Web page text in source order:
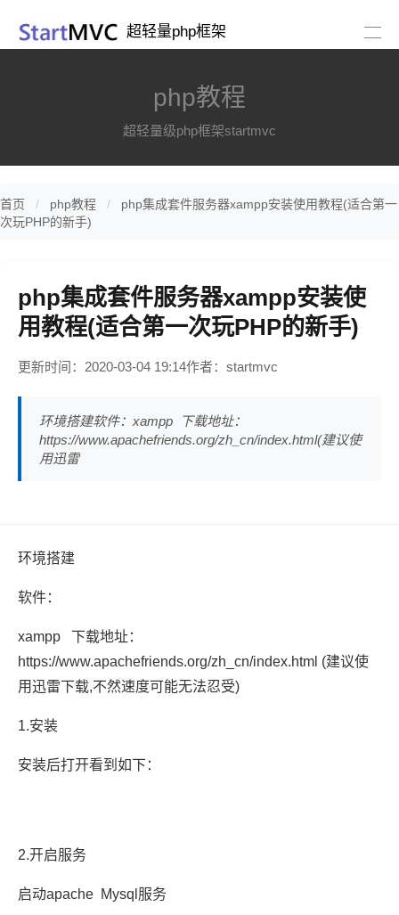
超轻量php框架
php教程
超轻量级php框架startmvc
首页 php教程
php集成套件服务器xampp安装使用教程(适合第一
次玩PHP的新手)
php集成套件服务器xampp安装使
用教程(适合第一次玩PHP的新手)
更新时间：2020-03-04 19:14作者：startmvc
环境搭建软件：xampp 下载地址：
https://www.apachefriends.org/zh_cn/index.html(建议使
用迅雷
环境搭建
软件：
xampp 下载地址：
https://www.apachefriends.org/zh_cn/index.html (建议使
用迅雷下载,不然速度可能无法忍受)
1.安装
安装后打开看到如下：
2.开启服务
启动apache Mysql服务